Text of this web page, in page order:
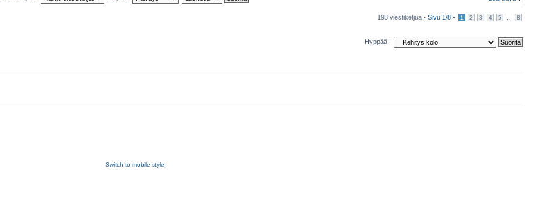
198 viestiketjua • Sivu 1/8 • 1 2 3 4 5 8
Hyppää:
Switch to mobile style